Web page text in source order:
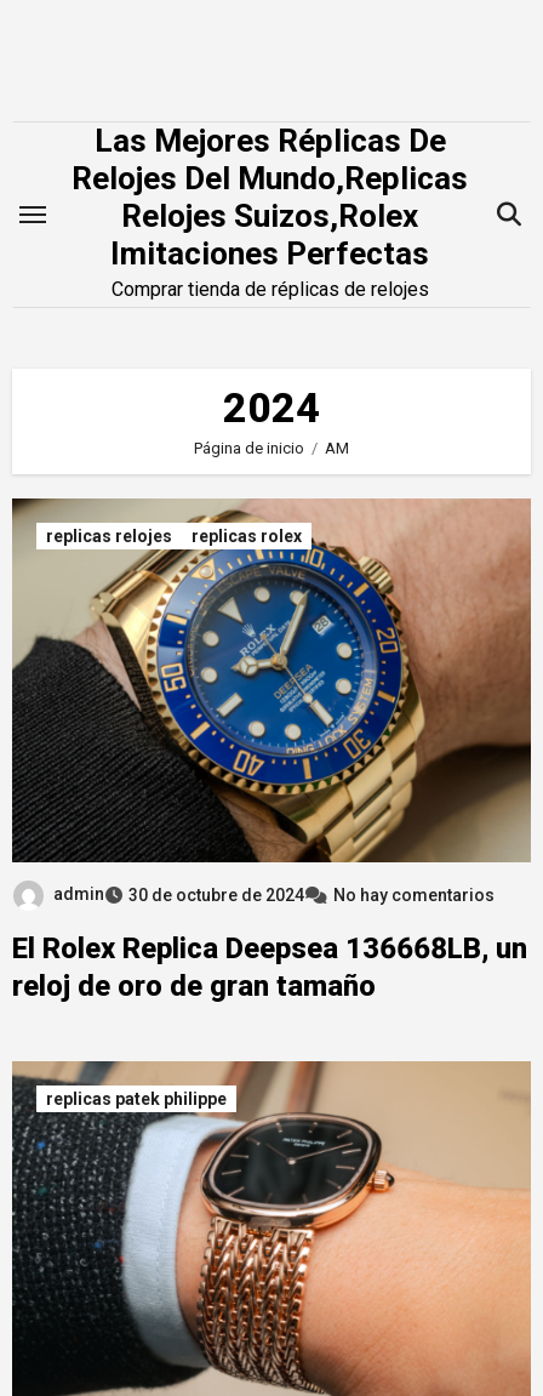
Las Mejores Réplicas De
Relojes Del Mundo,Replicas
Relojes Suizos,Rolex
Imitaciones Perfectas
Comprar tienda de réplicas de relojes
2024
Página de inicio AM
replicas relojes replicas rolex
admin 30 de octubre de 2024 No hay comentarios
El Rolex Replica Deepsea 136668LB, un
reloj de oro de gran tamaño
replicas patek philippe